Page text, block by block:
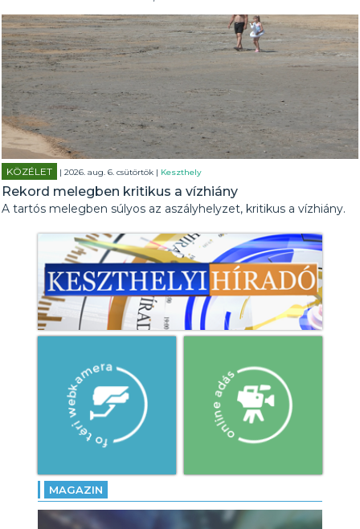
KÖZÉLET | 2026. aug. 6. csütörtök | Keszthely
Rekord melegben kritikus a vízhiány
A tartós melegben súlyos az aszályhelyzet, kritikus a vízhiány.
MAGAZIN